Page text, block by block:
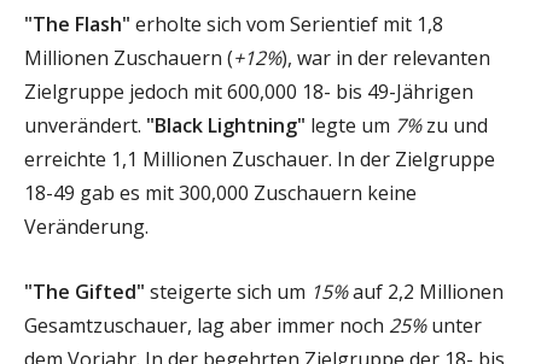
"The Flash" erholte sich vom Serientief mit 1,8
Millionen Zuschauern (+12%), war in der relevanten
Zielgruppe jedoch mit 600,000 18- bis 49-Jährigen
unverändert. "Black Lightning" legte um 7%zu und
erreichte 1,1 Millionen Zuschauer. In der Zielgruppe
18-49 gab es mit 300,000 Zuschauern keine
Veränderung.
"The Gifted" steigerte sich um 15%auf 2,2 Millionen
Gesamtzuschauer, lag aber immer noch 25%unter
dem Vorjahr. In der begehrten Zielgruppe der 18- bis